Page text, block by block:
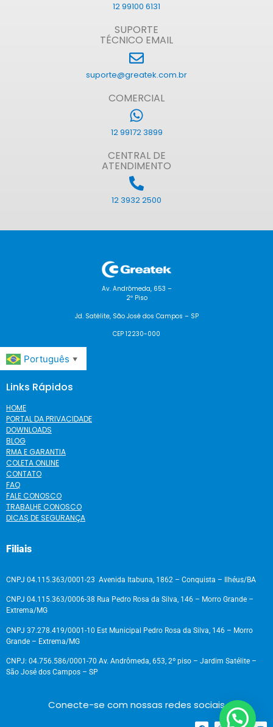
12 99100 6131
SUPORTE
TÉCNICO EMAIL
suporte@greatek.com.br
COMERCIAL
12 99172 3899
CENTRAL DE
ATENDIMENTO
12 3932 2500
Av. Andrômeda, 653 –
2º Piso
Jd. Satélite, São José dos Campos – SP
CEP 12230-000
Português ▼
Links Rápidos
HOME
PORTAL DA PRIVACIDADE
DOWNLOADS
BLOG
RMA E GARANTIA
COLETA ONLINE
CONTATO
FAQ
FALE CONOSCO
TRABALHE CONOSCO
DICAS DE SEGURANÇA
Filiais
CNPJ 04.115.363/0001-23 Avenida Itabuna, 1862 – Conquista – Ilhéus/BA
CNPJ 04.115.363/0006-38 Rua Pedro Rosa da Silva, 146 – Morro Grande –
Extrema/MG
CNPJ 37.278.419/0001-10 Est Municipal Pedro Rosa da Silva, 146 – Morro
Grande – Extrema/MG
CNPJ: 04.756.586/0001-70 Av. Andrômeda, 653, 2º piso – Jardim Satélite –
São José dos Campos – SP
Conecte-se com nossas redes sociais